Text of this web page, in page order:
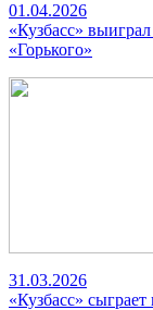
01.04.2026
«Кузбасс»
«Горького»
31.03.2026
«Кузбасс»